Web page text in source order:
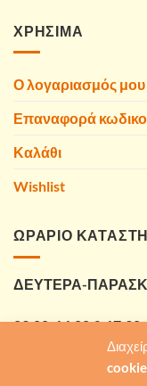
ΧΡΗΣΙΜΑ
Ο λογαριασμός μου
Επαναφορά
Καλάθι
Wishlist
ΩΡΑΡΙΟ
ΔΕΥΤΕΡΑ-
09:00-14:00 &